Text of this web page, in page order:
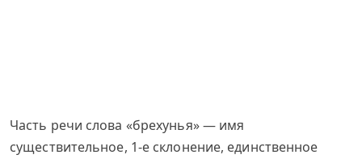
Часть речи слова «брехунья» — имя
существительное, 1-е склонение, единственное